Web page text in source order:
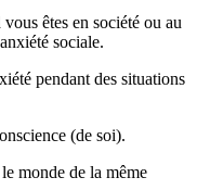
êtes en société ou au
sociale.
pendant des situations
(de soi).
monde de la même